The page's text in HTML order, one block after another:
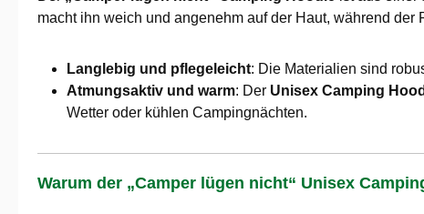
macht ihn weich und angenehm auf der Haut, während
Langlebig und pflegeleicht: Die Materialien sind
Atmungsaktiv und warm: Der Unisex Camping
Wetter oder kühlen Campingnächten.
Warum der „Camper lügen nicht“ Unisex